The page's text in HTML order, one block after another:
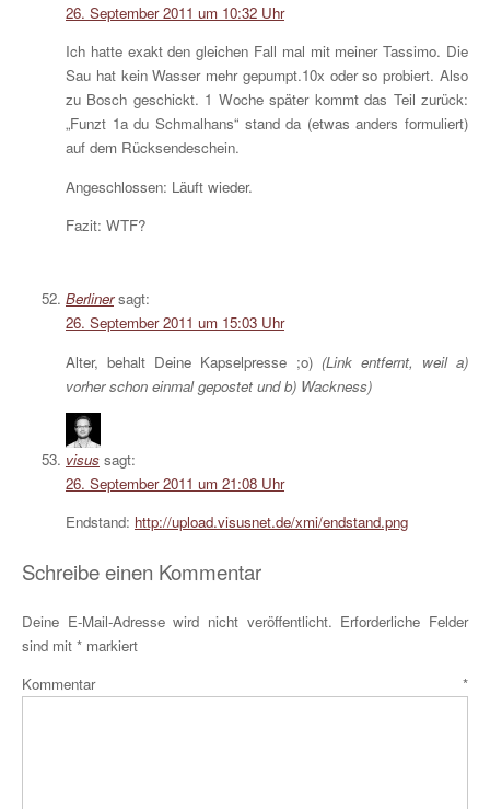
26. September 2011 um 10:32 Uhr
Ich hatte exakt den gleichen Fall mal mit meiner Tassimo. Die
Sau hat kein Wasser mehr gepumpt.10x oder so probiert. Also
zu Bosch geschickt. 1 Woche später kommt das Teil zurück:
„Funzt 1a du Schmalhans“ stand da (etwas anders formuliert)
auf dem Rücksendeschein.
Angeschlossen: Läuft wieder.
Fazit: WTF?
Berliner sagt:
26. September 2011 um 15:03 Uhr
Alter, behalt Deine Kapselpresse ;o) (Link entfernt, weil a)
vorher schon einmal gepostet und b) Wackness)
visus sagt:
26. September 2011 um 21:08 Uhr
Endstand: http://upload.visusnet.de/xmi/endstand.png
Schreibe einen Kommentar
Deine E-Mail-Adresse wird nicht veröffentlicht. Erforderliche Felder
sind mit * markiert
Kommentar *